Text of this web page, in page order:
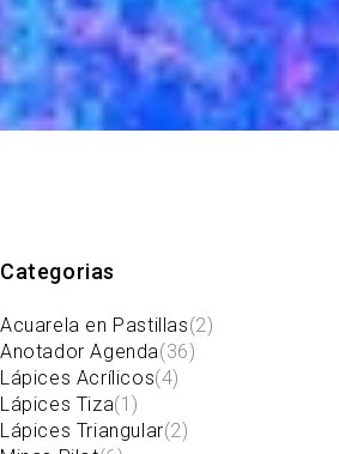
Categorias
Acuarela en Pastillas(2)
Anotador Agenda(36)
Lápices Acrílicos(4)
Lápices Tiza(1)
Lápices Triangular(2)